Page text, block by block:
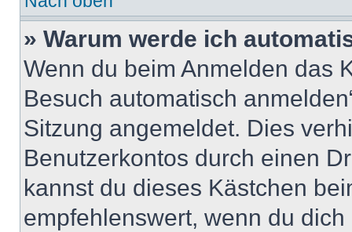
» Warum werde ich
Wenn du beim Anmelden das
Besuch automatisch
Sitzung angemeldet. Dies
Benutzerkontos durch einen
kannst du dieses Kästchen
empfehlenswert, wenn du